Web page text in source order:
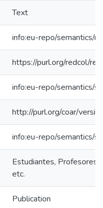
Text
info:eu-repo/semantics/
https://purl.org/redcol/
info:eu-repo/semantics/
http://purl.org/coar/
info:eu-repo/semantics/
Estudiantes, Profesores,
etc.
Publication